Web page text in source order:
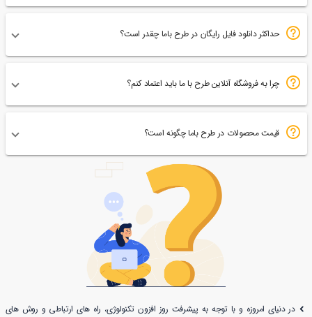
حداکثر دانلود فایل رایگان در طرح باما چقدر است؟
چرا به فروشگاه آنلاین طرح با ما باید اعتماد کنم؟
قیمت محصولات در طرح باما چگونه است؟
در دنیای امروزه و با توجه به پیشرفت روز افزون تکنولوژی، راه های ارتباطی و روش های